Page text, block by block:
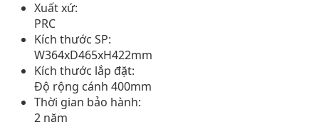
Xuất xứ:
PRC
Kích thước SP:
W364xD465xH422mm
Kích thước lắp đặt:
Độ rộng cánh 400mm
Thời gian bảo hành:
2 năm